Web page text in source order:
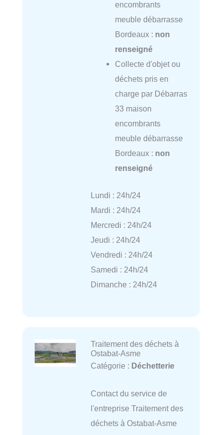
encombrants
meuble débarrasse
Bordeaux : non
renseigné
Collecte d'objet ou
déchets pris en
charge par Débarras
33 maison
encombrants
meuble débarrasse
Bordeaux : non
renseigné
Lundi : 24h/24
Mardi : 24h/24
Mercredi : 24h/24
Jeudi : 24h/24
Vendredi : 24h/24
Samedi : 24h/24
Dimanche : 24h/24
Traitement des déchets à
Ostabat-Asme
Catégorie : Déchetterie
Contact du service de
l'entreprise Traitement des
déchets à Ostabat-Asme